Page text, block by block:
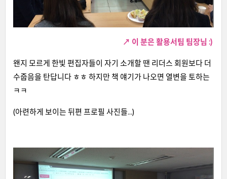
↗ 이 분은 활용서팀 팀장님 :)
왠지 모르게 한빛 편집자들이 자기 소개할 땐 리더스 회원보다 더
수줍음을 탄답니다 ㅎㅎ 하지만 책 얘기가 나오면 열변을 토하는
ㅋㅋ
(아련하게 보이는 뒤편 프로필 사진들...)